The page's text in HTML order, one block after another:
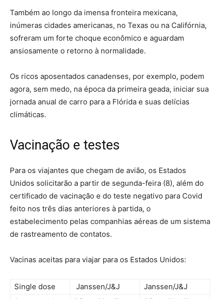
Também ao longo da imensa fronteira mexicana,
inúmeras cidades americanas, no Texas ou na Califórnia,
sofreram um forte choque econômico e aguardam
ansiosamente o retorno à normalidade.
Os ricos aposentados canadenses, por exemplo, podem
agora, sem medo, na época da primeira geada, iniciar sua
jornada anual de carro para a Flórida e suas delícias
climáticas.
Vacinação e testes
Para os viajantes que chegam de avião, os Estados
Unidos solicitarão a partir de segunda-feira (8), além do
certificado de vacinação e do teste negativo para Covid
feito nos três dias anteriores à partida, o
estabelecimento pelas companhias aéreas de um sistema
de rastreamento de contatos.
Vacinas aceitas para viajar para os Estados Unidos:
Single dose Janssen/J&J
Janssen/J&J